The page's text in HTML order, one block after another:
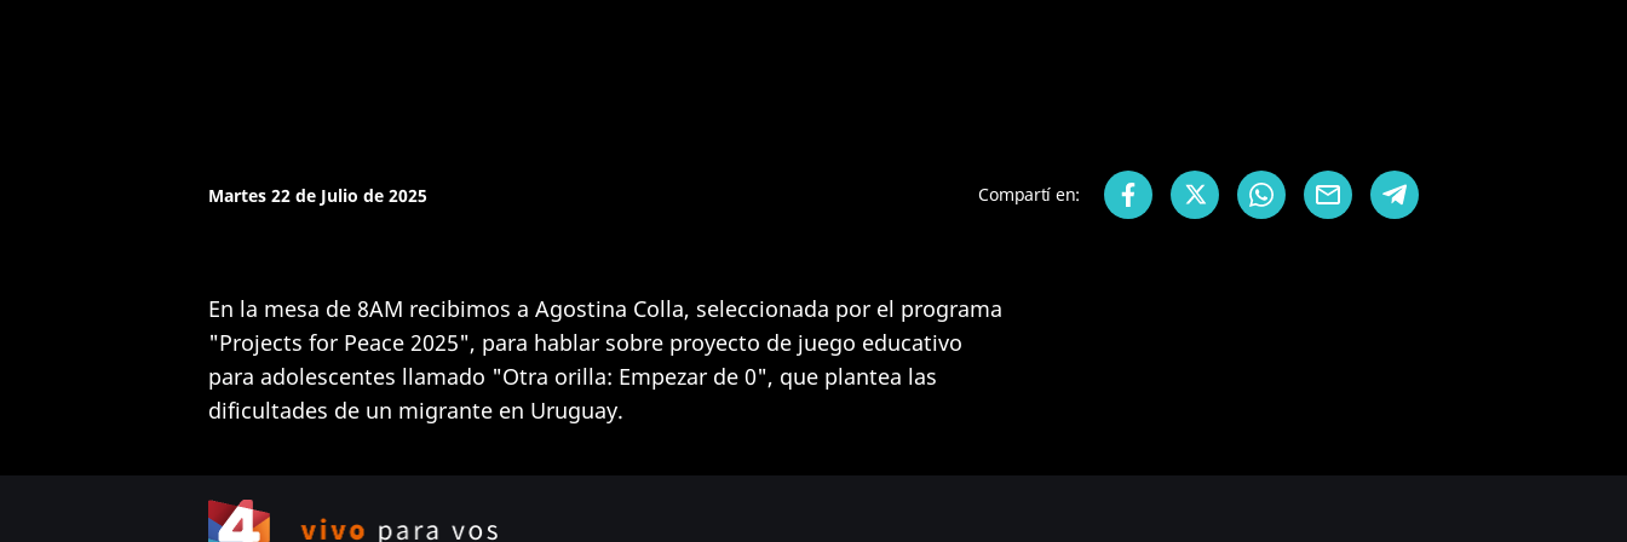
Martes 22 de Julio de 2025 Compartí en:
En la mesa de 8AM recibimos a Agostina Colla, seleccionada por el programa
"Projects for Peace 2025", para hablar sobre proyecto de juego educativo
para adolescentes llamado "Otra orilla: Empezar de 0", que plantea las
dificultades de un migrante en Uruguay.